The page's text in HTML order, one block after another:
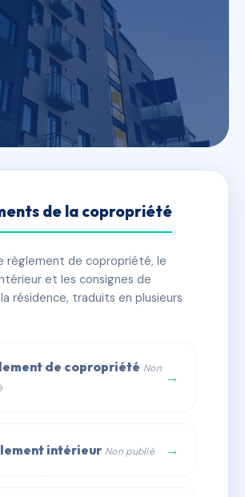
PALISSY
🏠 14 lots 🏗 2 bâtiment(s)
Syndic Digital
de la copropriété
règlement de copropriété, le
et les consignes de
résidence, traduits en plusieurs
de copropriété Non →
intérieur Non publié →